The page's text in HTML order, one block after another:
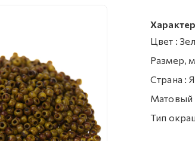
Цвет :
Размер,
Страна :
Матовый
Тип